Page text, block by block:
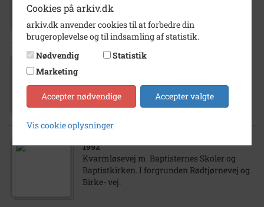
ved Baptistkirken.
radiogudstjeneste i Baptistkirken.
1992
Kvarmløsevej m. Baptisternes Skoler og
Baptistkirken. I forgrunden Rødtjørnevej og
Birke- vej.
Cookies på arkiv.dk
arkiv.dk anvender cookies til at forbedre din
brugeroplevelse og til indsamling af statistik.
Nødvendig
Statistik
Marketing
Accepter nødvendige Accepter valgte
Vis cookie oplysninger